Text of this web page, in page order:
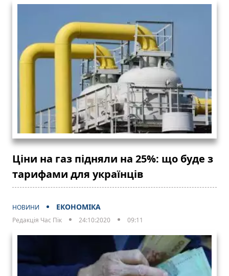
Ціни на газ підняли на 25%: що буде з
тарифами для українців
НОВИНИ ЕКОНОМІКА
Редакція Час Пік 24:10:2020 09:11